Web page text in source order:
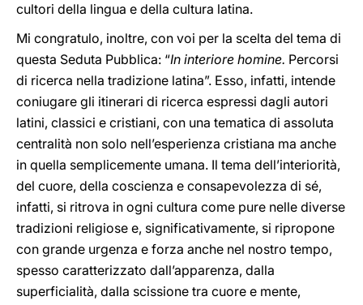
cultori della lingua e della cultura latina.
Mi congratulo, inoltre, con voi per la scelta del tema di
questa Seduta Pubblica: “In interiore homine. Percorsi
di ricerca nella tradizione latina”. Esso, infatti, intende
coniugare gli itinerari di ricerca espressi dagli autori
latini, classici e cristiani, con una tematica di assoluta
centralità non solo nell’esperienza cristiana ma anche
in quella semplicemente umana. Il tema dell’interiorità,
del cuore, della coscienza e consapevolezza di sé,
infatti, si ritrova in ogni cultura come pure nelle diverse
tradizioni religiose e, significativamente, si ripropone
con grande urgenza e forza anche nel nostro tempo,
spesso caratterizzato dall’apparenza, dalla
superficialità, dalla scissione tra cuore e mente,